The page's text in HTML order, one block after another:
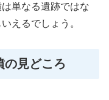
単なる遺跡ではな
えるでしょう。
の見どころ